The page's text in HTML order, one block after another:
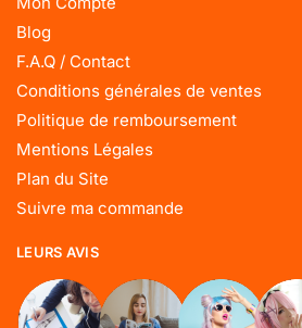
Blog
F.A.Q / Contact
Conditions générales de ventes
Politique de remboursement
Mentions Légales
Plan du Site
Suivre ma commande
LEURS AVIS